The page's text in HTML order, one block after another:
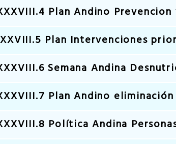
Plan Andino
Plan Intervenciones
Semana Andina
Plan Andino
Política Andina